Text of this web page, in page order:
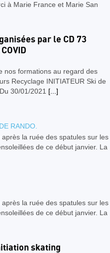
à Marie France et Marie San
par le CD 73
nos formations au regard des
Recyclage INITIATEUR Ski de
30/01/2021 [...]
RANDO.
la ruée des spatules sur les
de ​ce ​début janvier. La
la ruée des spatules sur les
de ​ce ​début janvier. La
skating